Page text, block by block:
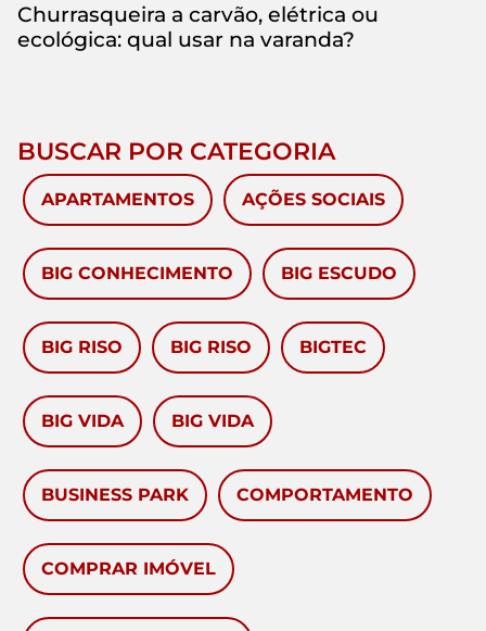
Churrasqueira a carvão, elétrica ou
ecológica: qual usar na varanda?
BUSCAR POR CATEGORIA
APARTAMENTOS AÇÕES SOCIAIS
BIG CONHECIMENTO BIG ESCUDO
BIG RISO BIG RISO BIGTEC
BIG VIDA BIG VIDA
BUSINESS PARK COMPORTAMENTO
COMPRAR IMÓVEL